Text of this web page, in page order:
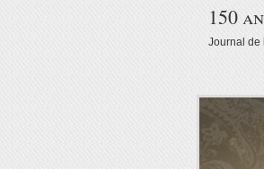
150
Journal de